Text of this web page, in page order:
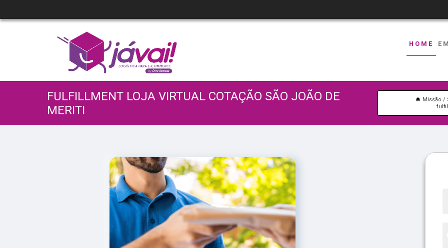
HOME
FULFILLMENT LOJA VIRTUAL COTAÇÃO SÃO JOÃO DE
MERITI
Missão